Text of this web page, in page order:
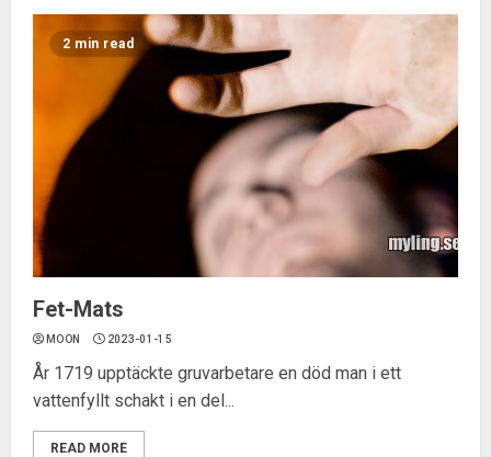
2 min read
Fet-Mats
MOON 2023-01-15
År 1719 upptäckte gruvarbetare en död man i ett
vattenfyllt schakt i en del...
READ MORE